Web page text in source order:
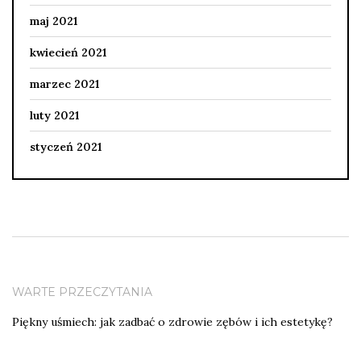
maj 2021
kwiecień 2021
marzec 2021
luty 2021
styczeń 2021
WARTE PRZECZYTANIA
Piękny uśmiech: jak zadbać o zdrowie zębów i ich estetykę?